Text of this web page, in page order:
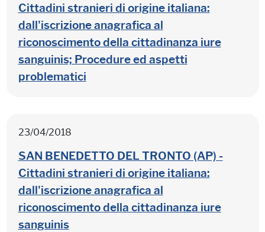
Cittadini stranieri di origine italiana:
dall'iscrizione anagrafica al
riconoscimento della cittadinanza iure
sanguinis; Procedure ed aspetti
problematici
23/04/2018
SAN BENEDETTO DEL TRONTO (AP) -
Cittadini stranieri di origine italiana:
dall'iscrizione anagrafica al
riconoscimento della cittadinanza iure
sanguinis